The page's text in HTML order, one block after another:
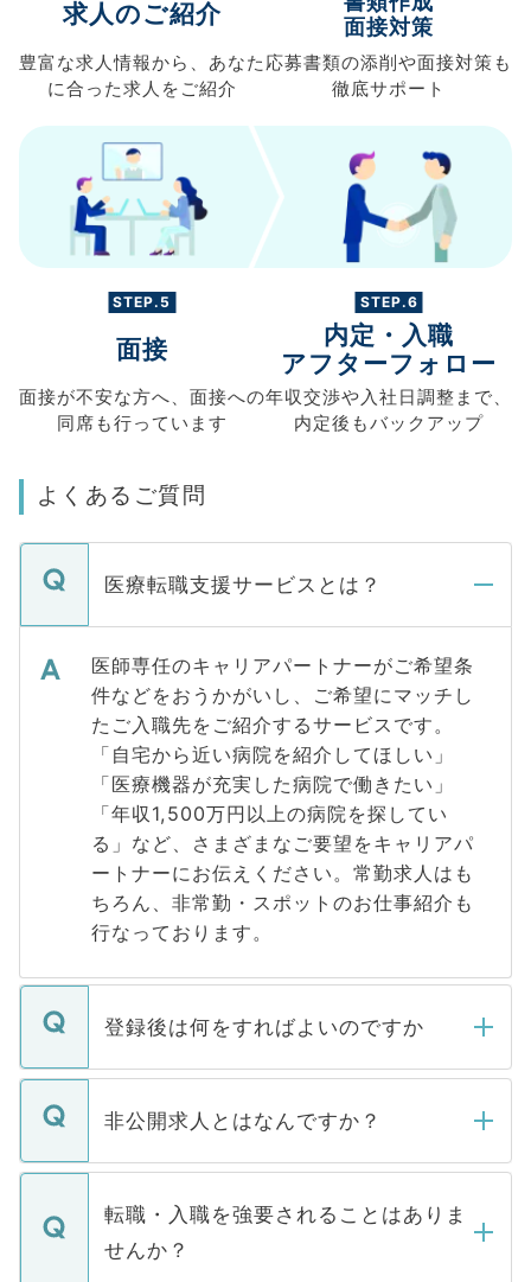
求人のご紹介
豊富な求人情報から、 あなた
に合った求人を ご紹介
面接対策
応募書類の添削や面接対策も
徹底サポート
STEP.5
面接
面接が不安な方へ、 面接への
同席も行っています
STEP.6
内定・入職
アフターフォロー
年収交渉や入社日調整まで、
内定後もバックアップ
よくあるご質問
医療転職支援サービスとは？
医師専任のキャリアパートナーがご希望条
件などをおうかがいし、ご希望にマッチし
たご入職先をご紹介するサービスです。
「自宅から近い病院を紹介してほしい」
「医療機器が充実した病院で働きたい」
「年収1,500万円以上の病院を探してい
る」など、さまざまなご要望をキャリアパ
ートナーにお伝えください。常勤求人はも
ちろん、非常勤・スポットのお仕事紹介も
行なっております。
登録後は何をすればよいのですか
ご登録いただきましたら、弊社担当者がご
登録内容を確認し、その後メールもしくは
ます。通常、5営業日以内にはご連絡をせて
いただきますので、しばらくお待ちくださ
非公開求人とはなんですか？
マイナビDOCTORで取り扱っている求人の
うち約3割は、Webサイトからご覧いただ
けない「非公開求人」です。非公開求人は
下記の理由によって、一般には公開してい
転職・入職を強要されることはありま
せんか？